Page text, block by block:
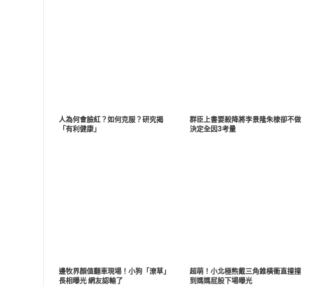
人為何會臉紅？如何克服？研究揭
「有利健康」
群臣上書要殺降將李景隆朱棣卻不做
決定全因3考量
邊牧界顏值翻車現場！小狗「潦草」
長相曝光 網友認輸了
超萌！小北極熊戴三角錐橫衝直撞撞
到媽媽屁股下場曝光